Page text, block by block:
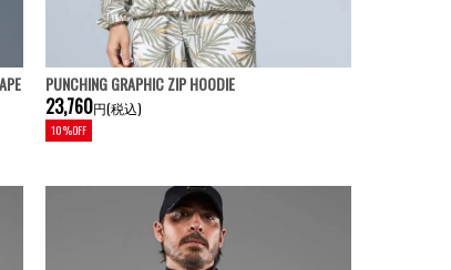
PUNCHING GRAPHIC ZIP HOODIE
23,760円(税込)
10%OFF